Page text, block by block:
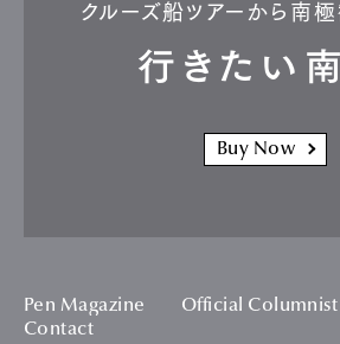
クルーズ船ツアーから南
行きたい
Buy Now
Pen Magazine Official Columnist
Contact